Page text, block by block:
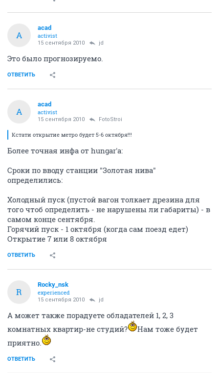
A
acad
activist
15 сентября 2010 jd
Это было прогнозируемо.
ОТВЕТИТЬ
A
acad
activist
15 сентября 2010 FotoStroi
Кстати открытие метро будет 5-6 октября!!!
Более точная инфа от hungar'а:
Сроки по вводу станции "Золотая нива"
определились:
Холодный пуск (пустой вагон толкает дрезина для
того чтоб определить - не нарушены ли габариты) - в
самом конце сентября.
Горячий пуск - 1 октября (когда сам поезд едет)
Открытие 7 или 8 октября
ОТВЕТИТЬ
R
Rocky_nsk
experienced
15 сентября 2010 jd
А может также порадуете обладателей 1, 2, 3
комнатных квартир-не студий?
Нам тоже будет
приятно.
ОТВЕТИТЬ